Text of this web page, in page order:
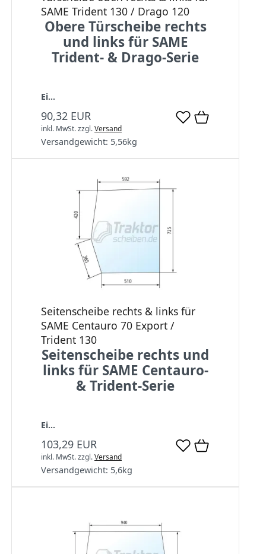
SAME Trident 130 / Drago 120
Obere Türscheibe rechts
und links für SAME
Trident- & Drago-Serie
Ei...
90,32 EUR
inkl. MwSt.zzgl.Versand
Versandgewicht: 5,56kg
Seitenscheibe rechts & links für
SAME Centauro 70 Export /
Trident 130
Seitenscheibe rechts und
links für SAME Centauro-
& Trident-Serie
Ei...
103,29 EUR
inkl. MwSt.zzgl.Versand
Versandgewicht: 5,6kg